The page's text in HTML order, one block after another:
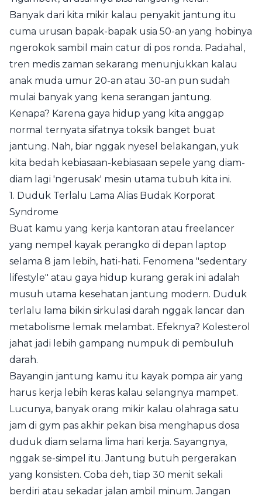
Banyak dari kita mikir kalau penyakit jantung itu
cuma urusan bapak-bapak usia 50-an yang hobinya
ngerokok sambil main catur di pos ronda. Padahal,
tren medis zaman sekarang menunjukkan kalau
anak muda umur 20-an atau 30-an pun sudah
mulai banyak yang kena serangan jantung.
Kenapa? Karena gaya hidup yang kita anggap
normal ternyata sifatnya toksik banget buat
jantung. Nah, biar nggak nyesel belakangan, yuk
kita bedah kebiasaan-kebiasaan sepele yang diam-
diam lagi 'ngerusak' mesin utama tubuh kita ini.
1. Duduk Terlalu Lama Alias Budak Korporat
Syndrome
Buat kamu yang kerja kantoran atau freelancer
yang nempel kayak perangko di depan laptop
selama 8 jam lebih, hati-hati. Fenomena "sedentary
lifestyle" atau gaya hidup kurang gerak ini adalah
musuh utama kesehatan jantung modern. Duduk
terlalu lama bikin sirkulasi darah nggak lancar dan
metabolisme lemak melambat. Efeknya? Kolesterol
jahat jadi lebih gampang numpuk di pembuluh
darah.
Bayangin jantung kamu itu kayak pompa air yang
harus kerja lebih keras kalau selangnya mampet.
Lucunya, banyak orang mikir kalau olahraga satu
jam di gym pas akhir pekan bisa menghapus dosa
duduk diam selama lima hari kerja. Sayangnya,
nggak se-simpel itu. Jantung butuh pergerakan
yang konsisten. Coba deh, tiap 30 menit sekali
berdiri atau sekadar jalan ambil minum. Jangan